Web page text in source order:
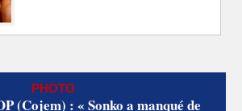
PHOTO
(Cojem) : « Sonko a manqué de